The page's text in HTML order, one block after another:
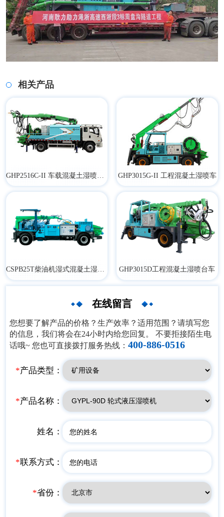
相关产品
GHP2516C-II 车载混凝土湿喷台车 GHP3015G-II 工程混凝土湿喷车
CSPB25T柴油机湿式混凝土湿喷台车 ​GHP3015D工程混凝土湿喷台车
在线留言
您想要了解产品的价格？生产效率？适用范围？请填写您
的信息，我们将会在24小时内给您回复。 不要拒接陌生电
话哦~ 您也可直接拨打服务热线：400-886-0516
*产品类型：
*产品名称：
姓名：
*联系方式：
*省份：